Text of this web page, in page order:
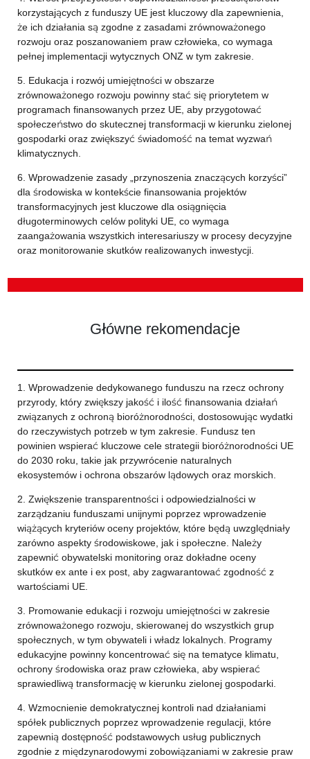
korzystających z funduszy UE jest kluczowy dla zapewnienia,
że ich działania są zgodne z zasadami zrównoważonego
rozwoju oraz poszanowaniem praw człowieka, co wymaga
pełnej implementacji wytycznych ONZ w tym zakresie.
5. Edukacja i rozwój umiejętności w obszarze
zrównoważonego rozwoju powinny stać się priorytetem w
programach finansowanych przez UE, aby przygotować
społeczeństwo do skutecznej transformacji w kierunku zielonej
gospodarki oraz zwiększyć świadomość na temat wyzwań
klimatycznych.
6. Wprowadzenie zasady „przynoszenia znaczących korzyści”
dla środowiska w kontekście finansowania projektów
transformacyjnych jest kluczowe dla osiągnięcia
długoterminowych celów polityki UE, co wymaga
zaangażowania wszystkich interesariuszy w procesy decyzyjne
oraz monitorowanie skutków realizowanych inwestycji.
Główne rekomendacje
1. Wprowadzenie dedykowanego funduszu na rzecz ochrony
przyrody, który zwiększy jakość i ilość finansowania działań
związanych z ochroną bioróżnorodności, dostosowując wydatki
do rzeczywistych potrzeb w tym zakresie. Fundusz ten
powinien wspierać kluczowe cele strategii bioróżnorodności UE
do 2030 roku, takie jak przywrócenie naturalnych
ekosystemów i ochrona obszarów lądowych oraz morskich.
2. Zwiększenie transparentności i odpowiedzialności w
zarządzaniu funduszami unijnymi poprzez wprowadzenie
wiążących kryteriów oceny projektów, które będą uwzględniały
zarówno aspekty środowiskowe, jak i społeczne. Należy
zapewnić obywatelski monitoring oraz dokładne oceny
skutków ex ante i ex post, aby zagwarantować zgodność z
wartościami UE.
3. Promowanie edukacji i rozwoju umiejętności w zakresie
zrównoważonego rozwoju, skierowanej do wszystkich grup
społecznych, w tym obywateli i władz lokalnych. Programy
edukacyjne powinny koncentrować się na tematyce klimatu,
ochrony środowiska oraz praw człowieka, aby wspierać
sprawiedliwą transformację w kierunku zielonej gospodarki.
4. Wzmocnienie demokratycznej kontroli nad działaniami
spółek publicznych poprzez wprowadzenie regulacji, które
zapewnią dostępność podstawowych usług publicznych
zgodnie z międzynarodowymi zobowiązaniami w zakresie praw